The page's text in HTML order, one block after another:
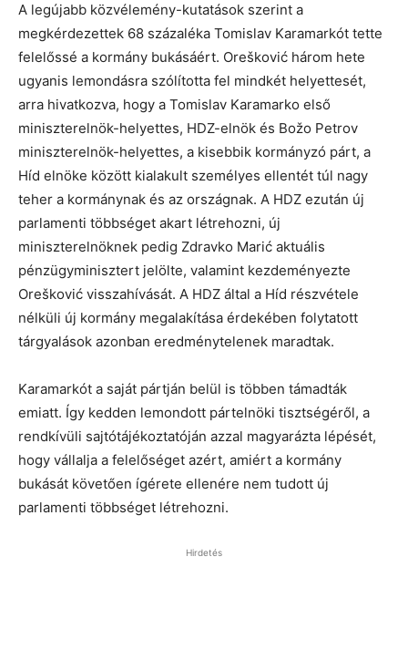
A legújabb közvélemény-kutatások szerint a
megkérdezettek 68 százaléka Tomislav Karamarkót tette
felelőssé a kormány bukásáért. Orešković három hete
ugyanis lemondásra szólította fel mindkét helyettesét,
arra hivatkozva, hogy a Tomislav Karamarko első
miniszterelnök-helyettes, HDZ-elnök és Božo Petrov
miniszterelnök-helyettes, a kisebbik kormányzó párt, a
Híd elnöke között kialakult személyes ellentét túl nagy
teher a kormánynak és az országnak. A HDZ ezután új
parlamenti többséget akart létrehozni, új
miniszterelnöknek pedig Zdravko Marić aktuális
pénzügyminisztert jelölte, valamint kezdeményezte
Orešković visszahívását. A HDZ által a Híd részvétele
nélküli új kormány megalakítása érdekében folytatott
tárgyalások azonban eredménytelenek maradtak.
Karamarkót a saját pártján belül is többen támadták
emiatt. Így kedden lemondott pártelnöki tisztségéről, a
rendkívüli sajtótájékoztatóján azzal magyarázta lépését,
hogy vállalja a felelőséget azért, amiért a kormány
bukását követően ígérete ellenére nem tudott új
parlamenti többséget létrehozni.
Hirdetés